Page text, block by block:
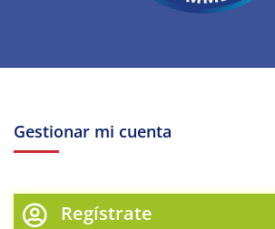
Gestionar mi cuenta
Regístrate